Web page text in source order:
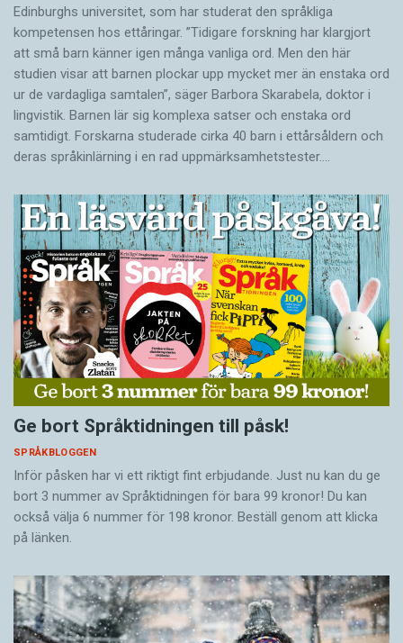
Edinburghs universitet, som har studerat den språkliga
kompetensen hos ettåringar. ”Tidigare forskning har klargjort
att små barn känner igen många vanliga ord. Men den här
studien visar att barnen plockar upp mycket mer än enstaka ord
ur de vardagliga samtalen”, säger Barbora Skarabela, doktor i
lingvistik. Barnen lär sig komplexa satser och enstaka ord
samtidigt. Forskarna studerade cirka 40 barn i ettårsåldern och
deras språkinlärning i en rad uppmärksamhetstester.…
Ge bort Språktidningen till påsk!
SPRÅKBLOGGEN
Inför påsken har vi ett riktigt fint erbjudande. Just nu kan du ge
bort 3 nummer av Språktidningen för bara 99 kronor! Du kan
också välja 6 nummer för 198 kronor. Beställ genom att klicka
på länken.